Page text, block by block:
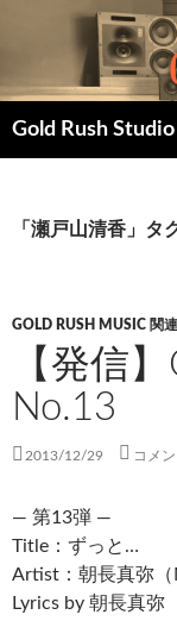
ン
ツ
へ
Gold Rush Studio
「瀬戸山清香」タ
GOLD RUSH MUSIC 関連
【発信
No.13
2013/12/29 コメ
— 第13弾 —
Title：ずっと…
Artist：朝長真弥（
Lyrics by 朝長真弥